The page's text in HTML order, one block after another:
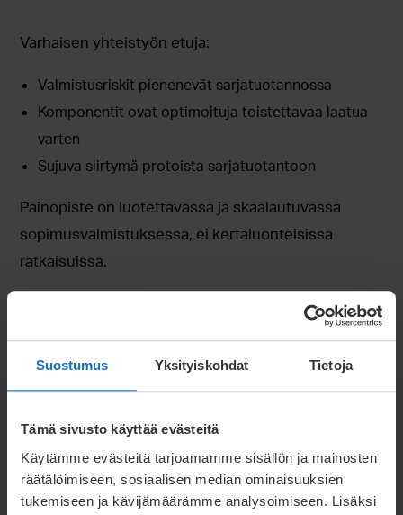
Suostumus Yksityiskohdat Tietoja
Tämä sivusto käyttää evästeitä
Käytämme evästeitä tarjoamamme sisällön ja mainosten
räätälöimiseen, sosiaalisen median ominaisuuksien
tukemiseen ja kävijämäärämme analysoimiseen. Lisäksi
Varhaisen yhteistyön etuja:
Valmistusriskit pienenevät sarjatuotannossa
Komponentit ovat optimoituja toistettavaa laatua
varten
Sujuva siirtymä protoista sarjatuotantoon
Painopiste on luotettavassa ja skaalautuvassa
sopimusvalmistuksessa, ei kertaluonteisissa
ratkaisuissa.
esimerkkejä liikkuvien
työkoneiden valmistuksesta
Onnistuneet projektit
yhdistävät toimialakohtaisen osaamisen,
valmistusteknologiat ja